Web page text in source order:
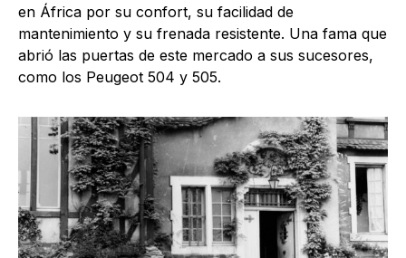
en África por su confort, su facilidad de
mantenimiento y su frenada resistente. Una fama que
abrió las puertas de este mercado a sus sucesores,
como los Peugeot 504 y 505.